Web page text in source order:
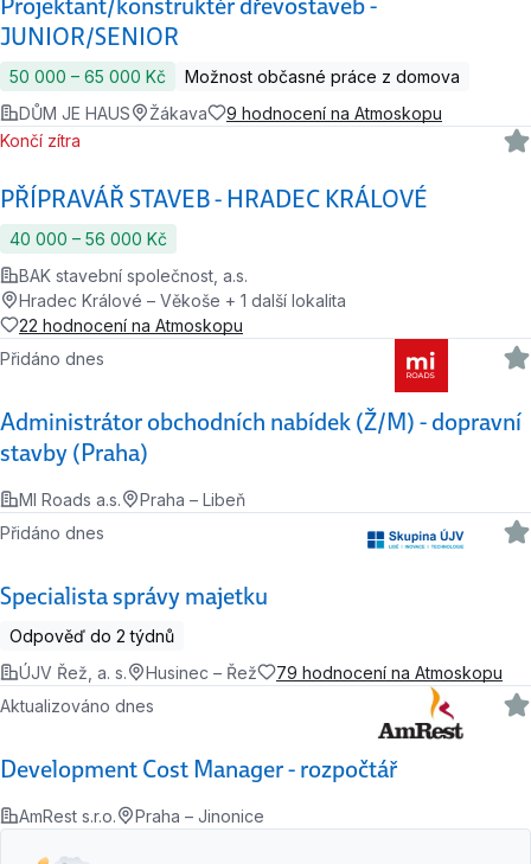
JUNIOR/SENIOR
50 000 ‍–‍ 65 000 Kč
Možnost občasné práce z domova
DŮM JE HAUS
Žákava 9 hodnocení na Atmoskopu
PŘÍPRAVÁŘ STAVEB - HRADEC KRÁLOVÉ
Končí zítra
40 000 ‍–‍ 56 000 Kč
BAK stavební společnost, a.s.
Hradec Králové – Věkoše + 1 další lokalita
22 hodnocení na Atmoskopu
Administrátor obchodních nabídek (Ž/M) - dopravní
stavby (Praha)
Přidáno dnes
MI Roads a.s. Praha – Libeň
Specialista správy majetku
Přidáno dnes
Odpověď do 2 týdnů
ÚJV Řež, a. s.
Husinec – Řež 79 hodnocení na Atmoskopu
Development Cost Manager - rozpočtář
Aktualizováno dnes
AmRest s.r.o. Praha – Jinonice